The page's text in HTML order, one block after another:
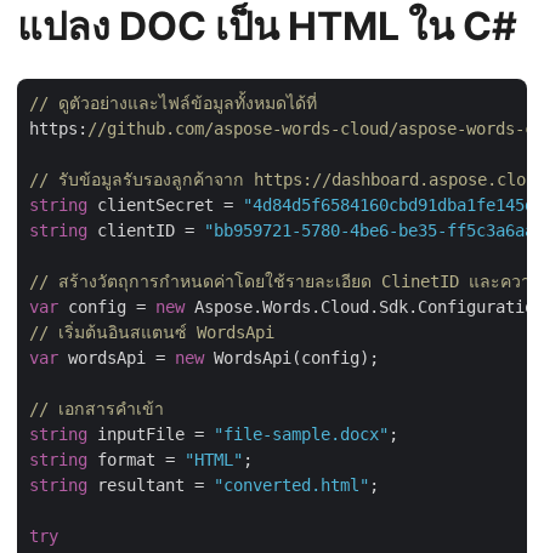
แปลง DOC เป็น HTML ใน C#
// ดูตัวอย่างและไฟล์ข้อมูลทั้งหมดได้ที่
https: //github.com/aspose-words-cloud/aspose-words-
// รับข้อมูลรับรองลูกค้าจาก https://
string clientSecret =
string clientID = "bb959721-5780-4be6-be35-
// สร้างวัตถุการกำหนดค่าโดยใช้รายละเอียด ClinetID และควา
var config = new
// เริ่มต้นอินสแตนซ์ WordsApi
var wordsApi = new WordsApi(config);
// เอกสารคำเข้า
string inputFile = "file-sample.docx"
string format = "HTML"
string resultant = "converted.html" ;
try